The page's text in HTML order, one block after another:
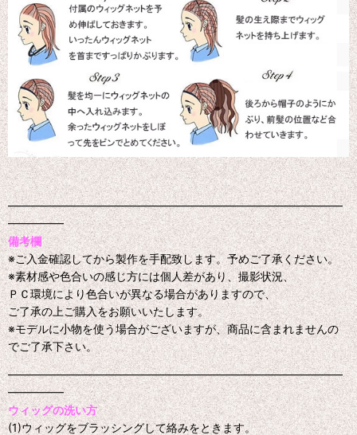
━━━━━━━━━━━━━━━━━━━━━━━━━━━━━━
━━━━━
備考欄
※ご入金確認してから製作を手配致します。予めご了承ください。
※素材感や色合いの感じ方には個人差があり、撮影状況、
ＰＣ環境により色合いが異なる場合がありますので、
ご了承の上ご購入をお願いいたします。
※モデルに小物を使う場合がございますが、商品に含まれませんの
でご了承下さい。
━━━━━━━━━━━━━━━━━━━━━━━━━━━━━━
━━━━━
ウィッグの洗い方
(1)ウィッグをブラッシングして絡みをときます。